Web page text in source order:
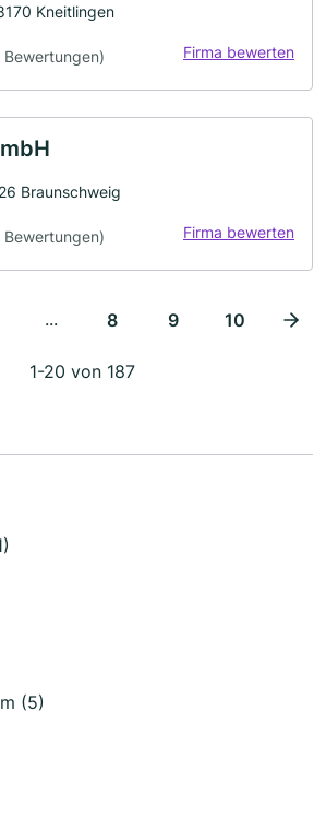
Kneitlingen
Bewertungen) Firma bewerten
Braunschweig
Bewertungen) Firma bewerten
... 8 9 10
1-20 von 187
(5)